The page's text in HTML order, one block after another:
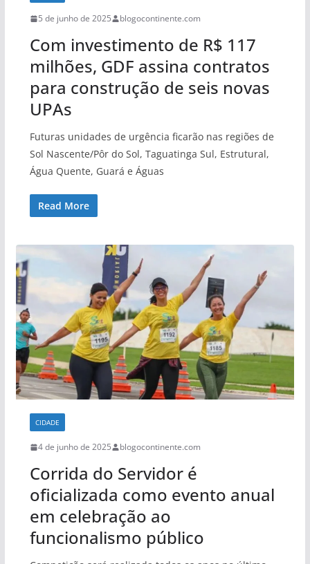
5 de junho de 2025 blogocontinente.com
Com investimento de R$ 117
milhões, GDF assina contratos
para construção de seis novas
UPAs
Futuras unidades de urgência ficarão nas regiões de
Sol Nascente/Pôr do Sol, Taguatinga Sul, Estrutural,
Água Quente, Guará e Águas
Read More
CIDADE
4 de junho de 2025 blogocontinente.com
Corrida do Servidor é
oficializada como evento anual
em celebração ao
funcionalismo público